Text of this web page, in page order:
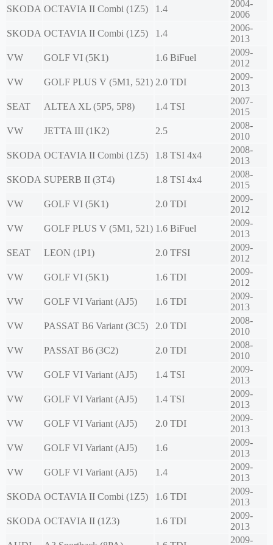
SKODA OCTAVIA II Combi (1Z5) 1.4
2004-
2006
SKODA OCTAVIA II Combi (1Z5) 1.4
2006-
2013
VW
GOLF VI (5K1) 1.6 BiFuel
2009-
2012
VW
GOLF PLUS V (5M1, 521) 2.0 TDI
2009-
2013
SEAT
ALTEA XL (5P5, 5P8) 1.4 TSI
2007-
2015
VW
JETTA III (1K2) 2.5
2008-
2010
SKODA OCTAVIA II Combi (1Z5) 1.8 TSI 4x4
2008-
2013
SKODA SUPERB II (3T4) 1.8 TSI 4x4
2008-
2015
VW
GOLF VI (5K1) 2.0 TDI
2009-
2012
VW
GOLF PLUS V (5M1, 521) 1.6 BiFuel
2009-
2013
SEAT
LEON (1P1) 2.0 TFSI
2009-
2012
VW
GOLF VI (5K1) 1.6 TDI
2009-
2012
VW
GOLF VI Variant (AJ5) 1.6 TDI
2009-
2013
VW
PASSAT B6 Variant (3C5) 2.0 TDI
2008-
2010
VW
PASSAT B6 (3C2) 2.0 TDI
2008-
2010
VW
GOLF VI Variant (AJ5) 1.4 TSI
2009-
2013
VW
GOLF VI Variant (AJ5) 1.4 TSI
2009-
2013
VW
GOLF VI Variant (AJ5) 2.0 TDI
2009-
2013
VW
GOLF VI Variant (AJ5) 1.6
2009-
2013
VW
GOLF VI Variant (AJ5) 1.4
2009-
2013
SKODA OCTAVIA II Combi (1Z5) 1.6 TDI
2009-
2013
SKODA OCTAVIA II (1Z3) 1.6 TDI
2009-
2013
2009-